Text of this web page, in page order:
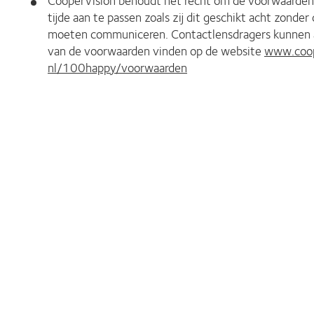
tijde aan te passen zoals zij dit geschikt acht
moeten communiceren. Contactlensdragers
van de voorwaarden vinden op de website
nl/100happy/voorwaarden